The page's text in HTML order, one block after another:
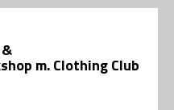
m. Clothing Club